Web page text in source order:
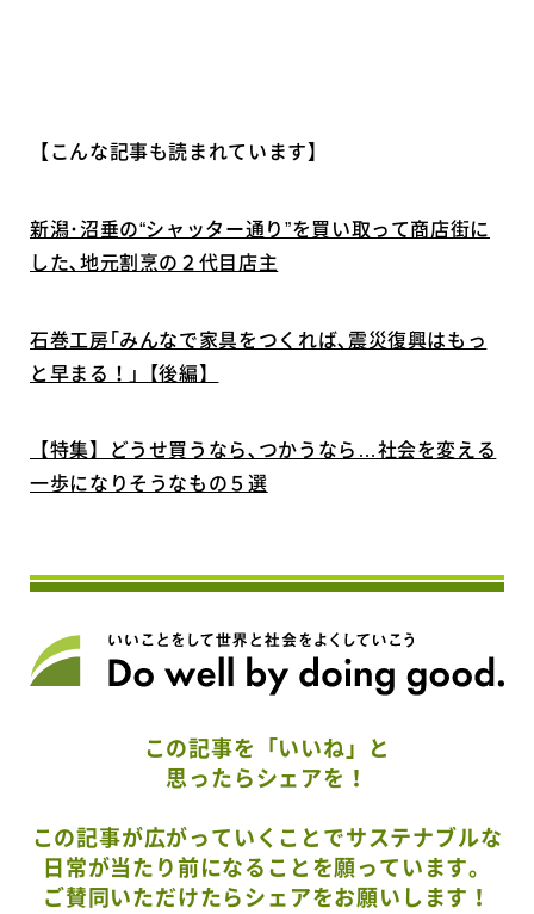
【こんな記事も読まれています】
新潟･沼垂の“シャッター通り”を買い取って商店街に
した､地元割烹の２代目店主
石巻工房｢みんなで家具をつくれば､震災復興はもっ
と早まる！｣【後編】
【特集】どうせ買うなら､つかうなら…社会を変える
一歩になりそうなもの５選
この記事を「いいね」と
思ったらシェアを！
この記事が広がっていくことでサステナブルな
日常が当たり前になることを願っています。
ご賛同いただけたらシェアをお願いします！